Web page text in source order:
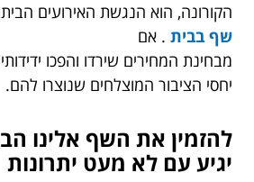
הקורונה, הוא הנגשת האירועים
שף בבית . אם
מבחינת המחירים שירדו והפכו
יחסי הציבור המוצלחים שנוצרו להם.
להזמין את השף אלינו
יגיע עם לא מעט יתרונות